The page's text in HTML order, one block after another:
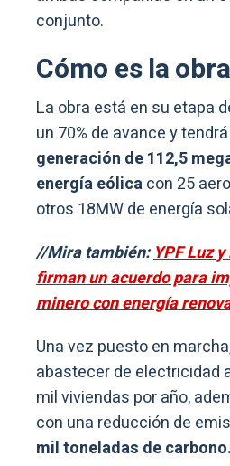
conjunto.
Cómo es la obra
La obra está en su etapa
un 70% de avance y
generación de 112,5
energía eólicacon 25
otros 18MW de energía
//Mira también:YPF Luz
firman un acuerdo para
minero con energía
Una vez puesto en
abastecer de electricidad
mil viviendas por año,
con una reducción de
mil toneladas de carbono.